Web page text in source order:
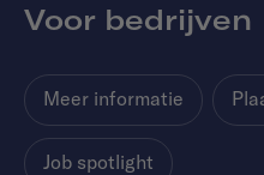
Voor bedrijven
Meer informatie
Job spotlight